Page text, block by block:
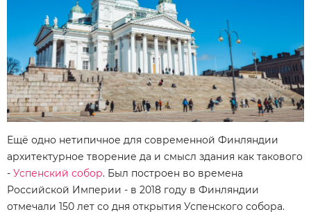
Ещё одно нетипичное для современной Финляндии
архитектурное творение да и смысл здания как такового
- Успенский собор. Был построен во времена
Российской Империи - в 2018 году в Финляндии
отмечали 150 лет со дня открытия Успенского собора.